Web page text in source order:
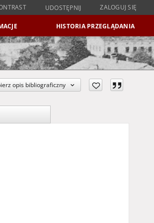
UDOSTĘPNIJ ZALOGUJ SIĘ
HISTORIA PRZEGLĄDANIA
opis bibliograficzny